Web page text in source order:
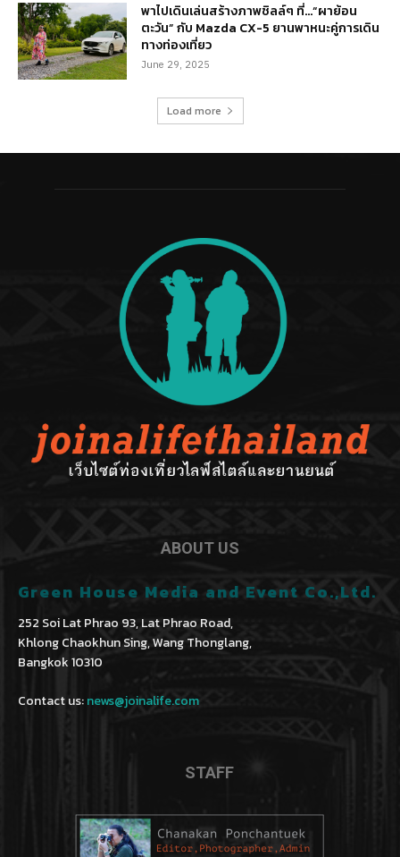
พาไปเดินเล่นสร้างภาพชิลล์ๆ ที่…“ผาย้อน
ตะวัน” กับ Mazda CX-5 ยานพาหนะคู่การเดิน
ทางท่องเที่ยว
June 29, 2025
Load more
ABOUT US
Green House Media and Event Co.,Ltd.
252 Soi Lat Phrao 93, Lat Phrao Road,
Khlong Chaokhun Sing, Wang Thonglang,
Bangkok 10310
Contact us:news@joinalife.com
STAFF